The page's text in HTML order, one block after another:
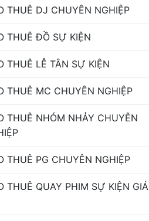
THUÊ DJ CHUYÊN NGHIỆP
THUÊ ĐỒ SỰ KIỆN
THUÊ LỄ TÂN SỰ KIỆN
THUÊ MC CHUYÊN NGHIỆP
THUÊ NHÓM NHẢY CHUYÊN
THUÊ PG CHUYÊN NGHIỆP
THUÊ QUAY PHIM SỰ KIỆN GIÁ